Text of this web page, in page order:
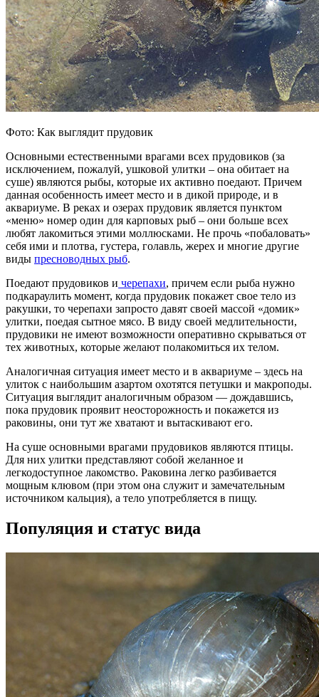
Фото: Как выглядит прудовик
Основными естественными врагами всех прудовиков (за
исключением, пожалуй, ушковой улитки – она обитает на
суше) являются рыбы, которые их активно поедают. Причем
данная особенность имеет место и в дикой природе, и в
аквариуме. В реках и озерах прудовик является пунктом
«меню» номер один для карповых рыб – они больше всех
любят лакомиться этими моллюсками. Не прочь «побаловать»
себя ими и плотва, густера, голавль, жерех и многие другие
виды пресноводных рыб.
Поедают прудовиков и черепахи, причем если рыба нужно
подкараулить момент, когда прудовик покажет свое тело из
ракушки, то черепахи запросто давят своей массой «домик»
улитки, поедая сытное мясо. В виду своей медлительности,
прудовики не имеют возможности оперативно скрываться от
тех животных, которые желают полакомиться их телом.
Аналогичная ситуация имеет место и в аквариуме – здесь на
улиток с наибольшим азартом охотятся петушки и макроподы.
Ситуация выглядит аналогичным образом — дождавшись,
пока прудовик проявит неосторожность и покажется из
раковины, они тут же хватают и вытаскивают его.
На суше основными врагами прудовиков являются птицы.
Для них улитки представляют собой желанное и
легкодоступное лакомство. Раковина легко разбивается
мощным клювом (при этом она служит и замечательным
источником кальция), а тело употребляется в пищу.
Популяция и статус вида